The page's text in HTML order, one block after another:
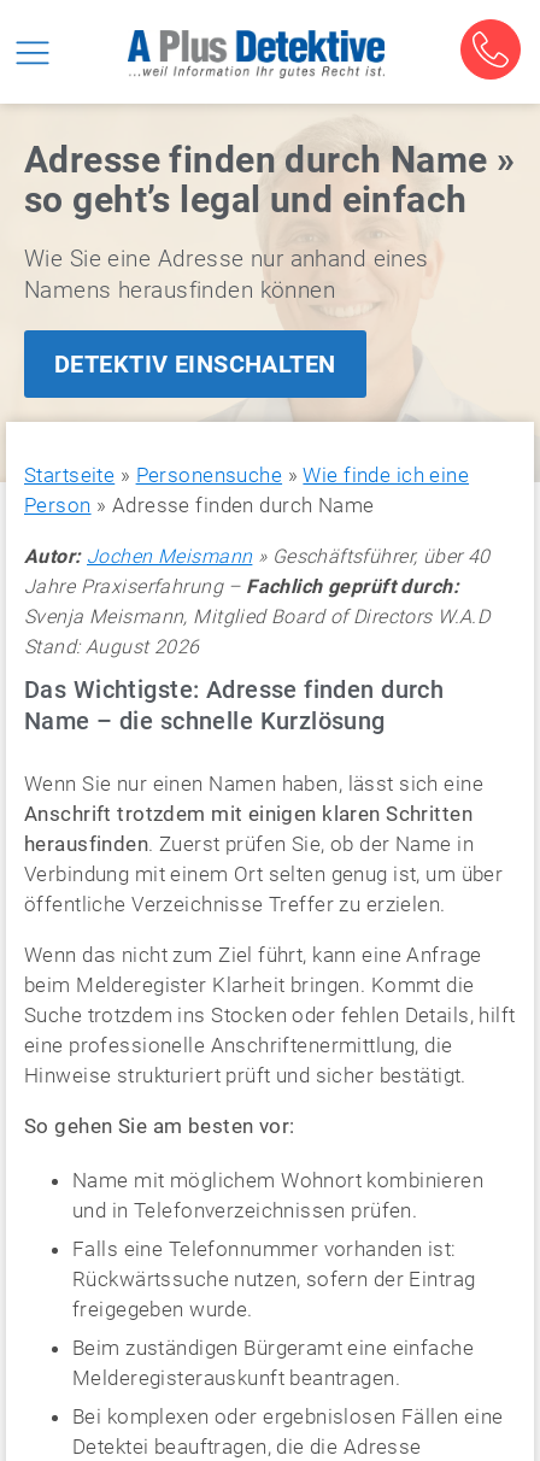
Adresse finden durch Name »
so geht’s legal und einfach
Wie Sie eine Adresse nur anhand eines
Namens herausfinden können
DETEKTIV EINSCHALTEN
Startseite » Personensuche » Wie finde ich eine
Person » Adresse finden durch Name
Autor: Jochen Meismann» Geschäftsführer, über 40
Jahre Praxiserfahrung – Fachlich geprüft durch:
Svenja Meismann, Mitglied Board of Directors W.A.D
Stand: August 2026
Das Wichtigste: Adresse finden durch
Name – die schnelle Kurzlösung
Wenn Sie nur einen Namen haben, lässt sich eine
Anschrift trotzdem mit einigen klaren Schritten
herausfinden. Zuerst prüfen Sie, ob der Name in
Verbindung mit einem Ort selten genug ist, um über
öffentliche Verzeichnisse Treffer zu erzielen.
Wenn das nicht zum Ziel führt, kann eine Anfrage
beim Melderegister Klarheit bringen. Kommt die
Suche trotzdem ins Stocken oder fehlen Details, hilft
eine professionelle Anschriftenermittlung, die
Hinweise strukturiert prüft und sicher bestätigt.
So gehen Sie am besten vor:
Name mit möglichem Wohnort kombinieren
und in Telefonverzeichnissen prüfen.
Falls eine Telefonnummer vorhanden ist:
Rückwärtssuche nutzen, sofern der Eintrag
freigegeben wurde.
Beim zuständigen Bürgeramt eine einfache
Melderegisterauskunft beantragen.
Bei komplexen oder ergebnislosen Fällen eine
Detektei beauftragen, die die Adresse